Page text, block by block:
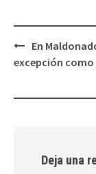
Navegación
de
En
excepción como
Deja una